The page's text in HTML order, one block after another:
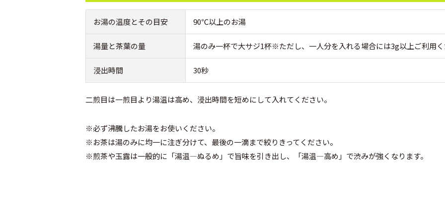
お湯の温度とその目安 90℃以上のお湯
湯量と茶葉の量 湯のみ一杯で大サジ1杯※ただし、一人分を入れる場合には3g以上ご利用
浸出時間 30秒
二煎目は一煎目より湯温は高め、浸出時間を短めにして入れてください。
※必ず沸騰したお湯をお使いください。
※お茶は湯のみに均一に注ぎ分けて、最後の一滴まで絞りきってください。
※煎茶や玉露は一般的に「湯温―ぬるめ」で旨味を引き出し、「湯温―高め」で渋みが強くなります。